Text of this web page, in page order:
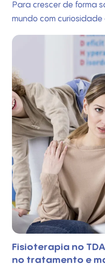
Para crescer de forma
mundo com
Fisioterapia no
no tratamento e